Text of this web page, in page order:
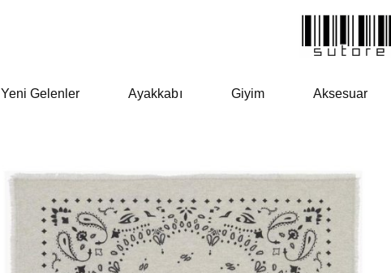
Yeni Gelenler Ayakkabı Giyim Aksesuar